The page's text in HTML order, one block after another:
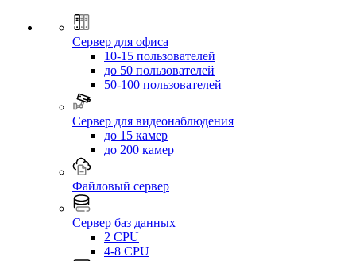
Сервер для офиса
10-15 пользователей
до 50 пользователей
50-100 пользователей
Сервер для видеонаблюдения
до 15 камер
до 200 камер
Файловый сервер
Сервер баз данных
2 CPU
4-8 CPU